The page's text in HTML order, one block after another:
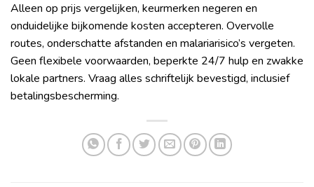
Alleen op prijs vergelijken, keurmerken negeren en
onduidelijke bijkomende kosten accepteren. Overvolle
routes, onderschatte afstanden en malariarisico’s vergeten.
Geen flexibele voorwaarden, beperkte 24/7 hulp en zwakke
lokale partners. Vraag alles schriftelijk bevestigd, inclusief
betalingsbescherming.